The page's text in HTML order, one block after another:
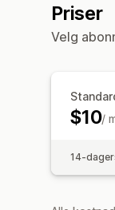
Priser
Velg
$10/
14-